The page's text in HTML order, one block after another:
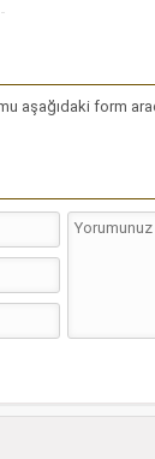
aşağıdaki form